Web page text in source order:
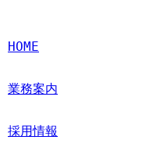
HOME
業務案内
採用情報